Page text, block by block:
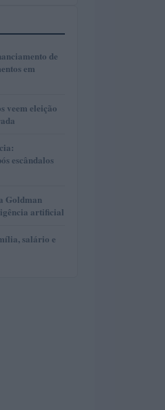
de
em
veem eleição
escândalos
Goldman
artificial
salário e